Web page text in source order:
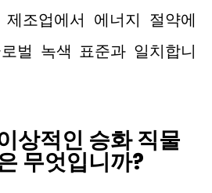
조업에서 에너지 절약에
벌 녹색 표준과 일치합니
상적인 승화 직물
무엇입니까?